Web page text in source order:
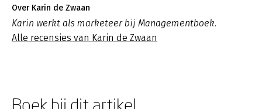
Over Karin de Zwaan
Karin werkt als marketeer bij Managementboek.
Alle recensies van Karin de Zwaan
Boek bij dit artikel